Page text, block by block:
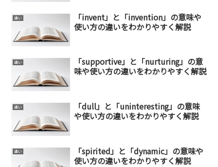
違い
「invent」と「invention」の意味や
使い方の違いをわかりやすく解説
違い
「supportive」と「nurturing」の意
味や使い方の違いをわかりやすく解説
違い
「dull」と「uninteresting」の意味
や使い方の違いをわかりやすく解説
違い
「spirited」と「dynamic」の意味や
使い方の違いをわかりやすく解説